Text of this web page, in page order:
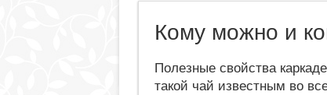
Кому можно и
Полезные свойства
такой чай известным во